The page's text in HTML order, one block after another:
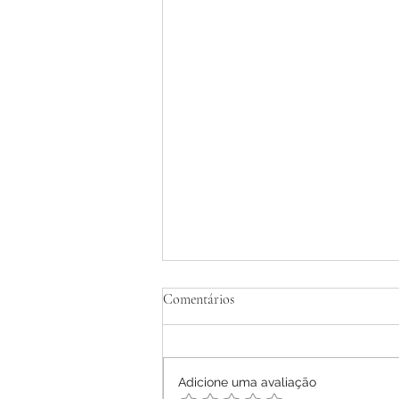
Tratamento Homeopático de
Relato de Caso
Comentários
Adicione uma avaliação